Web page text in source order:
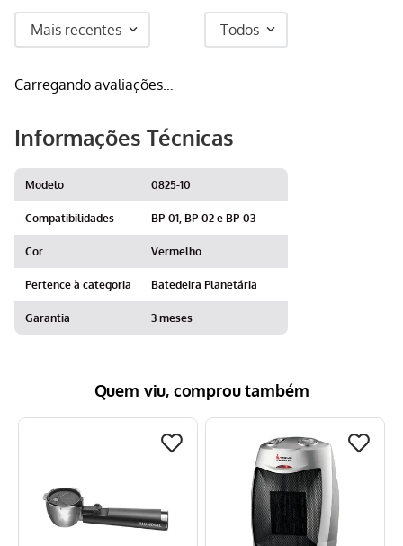
Mais recentes Todos
Carregando avaliações…
Informações Técnicas
Modelo 0825-10
Compatibilidades BP-01, BP-02 e BP-03
Cor Vermelho
Pertence à categoria Batedeira Planetária
Garantia 3 meses
Quem viu, comprou também